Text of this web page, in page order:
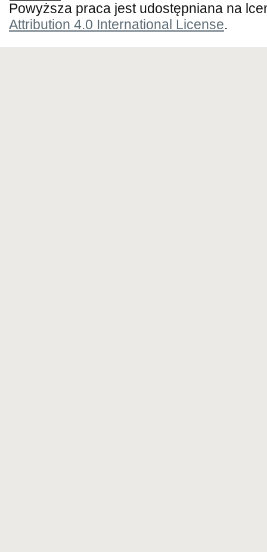
Powyższa praca jest udostępniana na
Attribution 4.0 International License.